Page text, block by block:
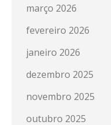
março 2026
fevereiro 2026
janeiro 2026
dezembro 2025
novembro 2025
outubro 2025